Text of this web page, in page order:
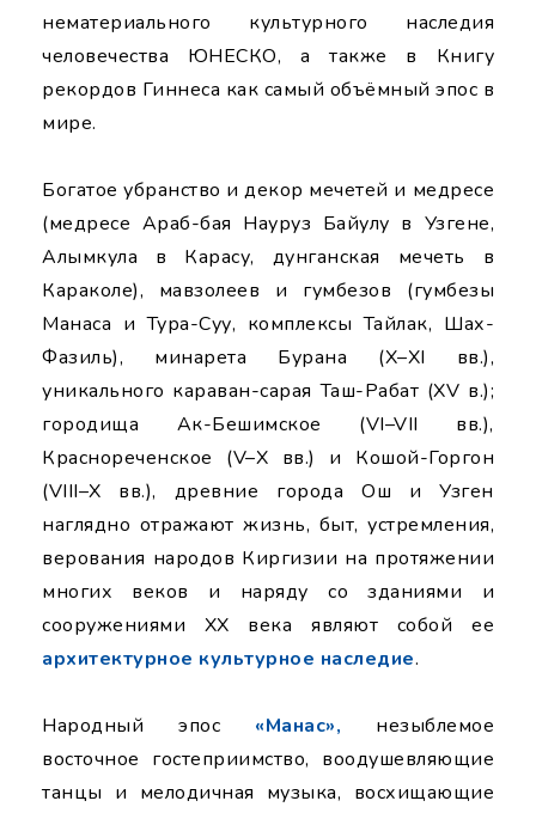
нематериального культурного наследия
человечества ЮНЕСКО, а также в Книгу
рекордов Гиннеса как самый объёмный эпос в
мире.
Богатое убранство и декор мечетей и медресе
(медресе Араб-бая Науруз Байулу в Узгене,
Алымкула в Карасу, дунганская мечеть в
Караколе), мавзолеев и гумбезов (гумбезы
Манаса и Тура-Суу, комплексы Тайлак, Шах-
Фазиль), минарета Бурана (X–XI вв.),
уникального караван-сарая Таш-Рабат (XV в.);
городища Ак-Бешимское (VI–VII вв.),
Краснореченское (V–X вв.) и Кошой-Горгон
(VIII–X вв.), древние города Ош и Узген
наглядно отражают жизнь, быт, устремления,
верования народов Киргизии на протяжении
многих веков и наряду со зданиями и
сооружениями XX века являют собой ее
архитектурное культурное наследие.
Народный эпос «Манас», незыблемое
восточное гостеприимство, воодушевляющие
танцы и мелодичная музыка, восхищающие